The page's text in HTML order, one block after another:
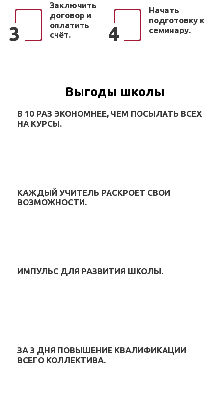
3
Заключить
договор и
оплатить
счёт.
4
Начать
подготовку к
семинару.
Выгоды школы
В 10 РАЗ ЭКОНОМНЕЕ, ЧЕМ ПОСЫЛАТЬ ВСЕХ
НА КУРСЫ.
КАЖДЫЙ УЧИТЕЛЬ РАСКРОЕТ СВОИ
ВОЗМОЖНОСТИ.
ИМПУЛЬС ДЛЯ РАЗВИТИЯ ШКОЛЫ.
ЗА 3 ДНЯ ПОВЫШЕНИЕ КВАЛИФИКАЦИИ
ВСЕГО КОЛЛЕКТИВА.